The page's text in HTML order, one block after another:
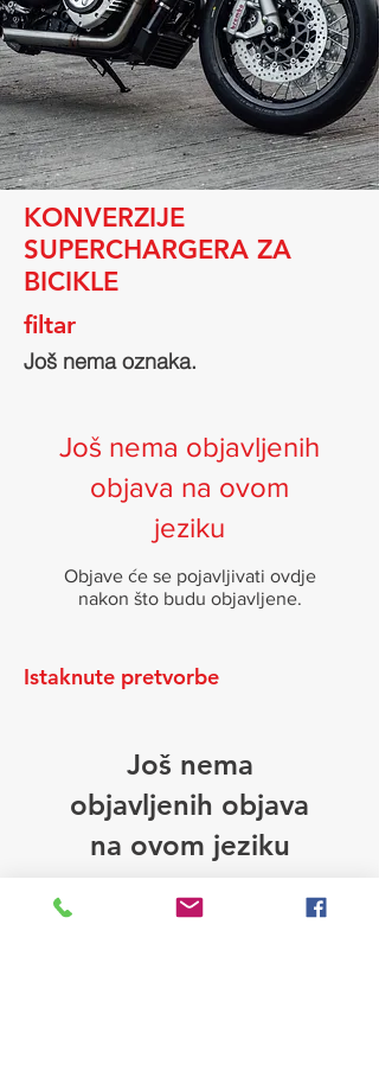
KONVERZIJE
SUPERCHARGERA ZA
BICIKLE
filtar
Još nema oznaka.
Još nema objavljenih
objava na ovom
jeziku
Objave će se pojavljivati ovdje
nakon što budu objavljene.
Istaknute pretvorbe
Još nema
objavljenih objava
na ovom jeziku
Objave će se pojavljivati ovdje
nakon što budu objavljene.